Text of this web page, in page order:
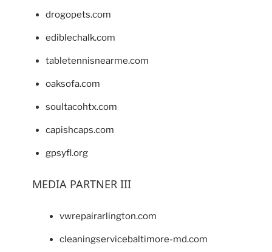
drogopets.com
ediblechalk.com
tabletennisnearme.com
oaksofa.com
soultacohtx.com
capishcaps.com
gpsyfl.org
MEDIA PARTNER III
vwrepairarlington.com
cleaningservicebaltimore-md.com